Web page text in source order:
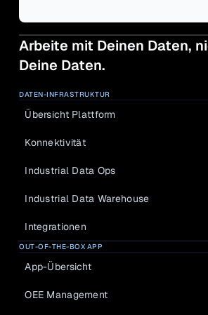
Arbeite mit Deinen Daten,
Deine Daten.
DATEN-INFRASTRUKTUR
Übersicht Plattform
Konnektivität
Industrial Data Ops
Industrial Data Warehouse
Integrationen
OUT-OF-THE-BOX APP
App-Übersicht
OEE Management